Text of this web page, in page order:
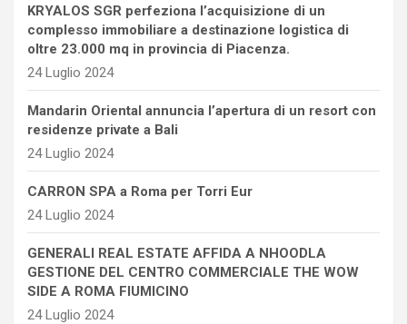
KRYALOS SGR perfeziona l’acquisizione di un
complesso immobiliare a destinazione logistica di
oltre 23.000 mq in provincia di Piacenza.
24 Luglio 2024
Mandarin Oriental annuncia l’apertura di un resort con
residenze private a Bali
24 Luglio 2024
CARRON SPA a Roma per Torri Eur
24 Luglio 2024
GENERALI REAL ESTATE AFFIDA A NHOODLA
GESTIONE DEL CENTRO COMMERCIALE THE WOW
SIDE A ROMA FIUMICINO
24 Luglio 2024